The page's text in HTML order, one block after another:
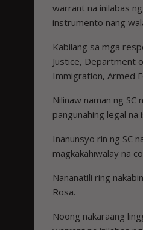
warrant na inilabas
instrumento nang
Kabilang sa mga
Justice, Department
Immigration, Armed
Nilinaw naman ng
pangunahing legal na
Inanunsyo rin ng SC
magkakahiwalay na
Nananatili ring
Rosa.
Noong nakaraang